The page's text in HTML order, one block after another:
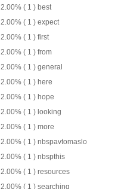
2.00% ( 1 ) best
2.00% ( 1 ) expect
2.00% ( 1 ) first
2.00% ( 1 ) from
2.00% ( 1 ) general
2.00% ( 1 ) here
2.00% ( 1 ) hope
2.00% ( 1 ) looking
2.00% ( 1 ) more
2.00% ( 1 ) nbspavtomaslo
2.00% ( 1 ) nbspthis
2.00% ( 1 ) resources
2.00% ( 1 ) searching